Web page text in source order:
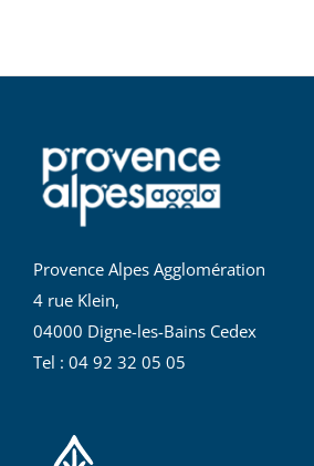
Provence Alpes Agglomération
4 rue Klein,
04000 Digne-les-Bains Cedex
Tel : 04 92 32 05 05